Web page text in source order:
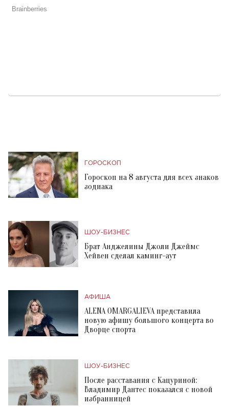
ГОРОСКОП
Гороскоп на 8 августа для всех знаков
зодиака
ШОУ-БИЗНЕС
Брат Анджелины Джоли Джеймс
Хейвен сделал каминг-аут
АФИША
ALENA OMARGALIEVA представила
новую афишу большого концерта во
Дворце спорта
ШОУ-БИЗНЕС
После расставания с Кацуриной:
Владимир Дантес показался с новой
избранницей